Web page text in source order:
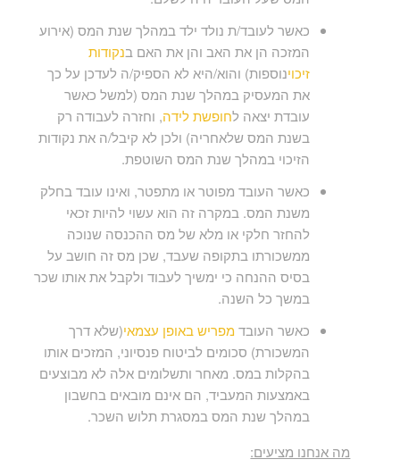
כאשר לעובד/ת נולד ילד במהלך שנת המס (אירוע
המזכה הן את האב והן את האם בנקודות
זיכוינוספות) והוא/היא לא הספיק/ה לעדכן על כך
את המעסיק במהלך שנת המס (למשל כאשר
עובדת יצאה לחופשת לידה, וחזרה לעבודה רק
בשנת המס שלאחריה) ולכן לא קיבל/ה את נקודות
הזיכוי במהלך שנת המס השוטפת.
כאשר העובד מפוטר או מתפטר, ואינו עובד בחלק
משנת המס. במקרה זה הוא עשוי להיות זכאי
להחזר חלקי או מלא של מס ההכנסה שנוכה
ממשכורתו בתקופה שעבד, שכן מס זה חושב על
בסיס ההנחה כי ימשיך לעבוד ולקבל את אותו שכר
במשך כל השנה.
כאשר העובדמפריש באופן עצמאי(שלא דרך
המשכורת) סכומים לביטוח פנסיוני, המזכים אותו
בהקלות במס. מאחר ותשלומים אלה לא מבוצעים
באמצעות המעביד, הם אינם מובאים בחשבון
במהלך שנת המס במסגרת תלוש השכר.
מה אנחנו מציעים: